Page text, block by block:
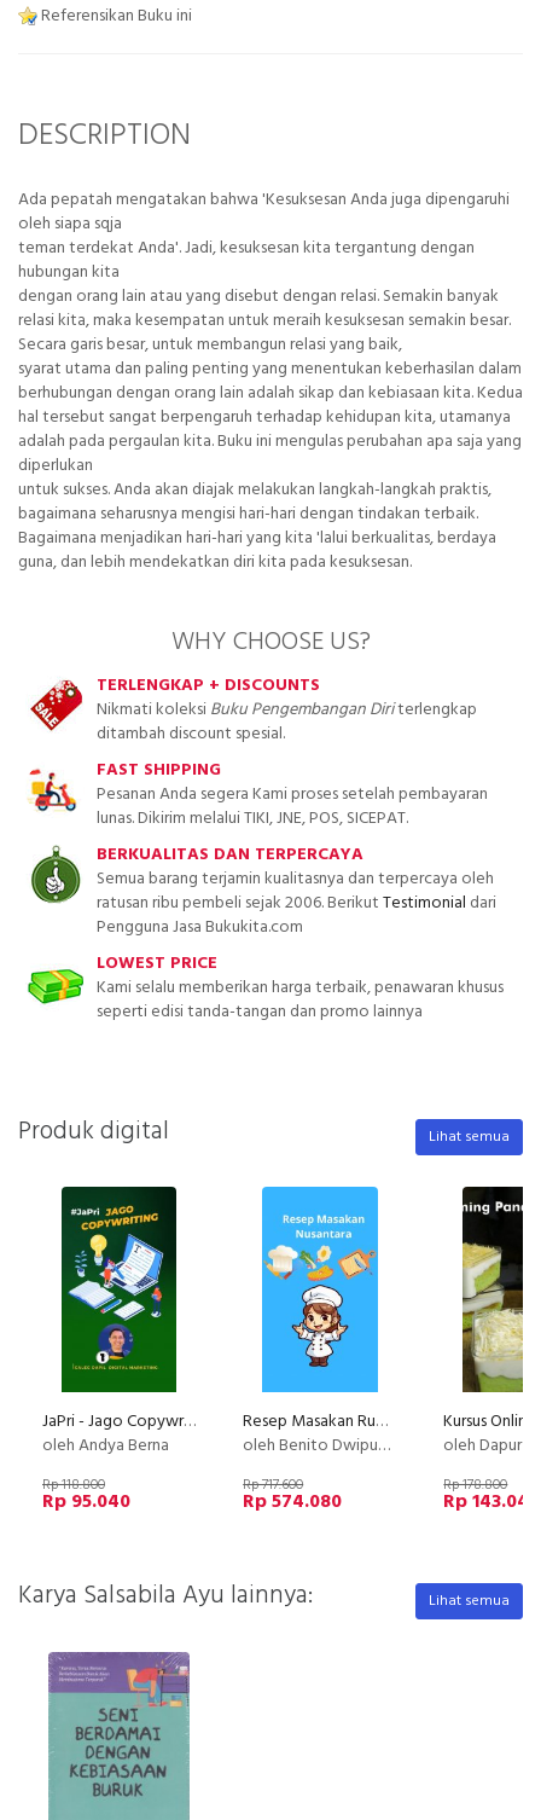
Referensikan Buku ini
DESCRIPTION
Ada pepatah mengatakan bahwa 'Kesuksesan Anda juga dipengaruhi
oleh siapa sqja
teman terdekat Anda'. Jadi, kesuksesan kita tergantung dengan
hubungan kita
dengan orang lain atau yang disebut dengan relasi. Semakin banyak
relasi kita, maka kesempatan untuk meraih kesuksesan semakin besar.
Secara garis besar, untuk membangun relasi yang baik,
syarat utama dan paling penting yang menentukan keberhasilan dalam
berhubungan dengan orang lain adalah sikap dan kebiasaan kita. Kedua
hal tersebut sangat berpengaruh terhadap kehidupan kita, utamanya
adalah pada pergaulan kita. Buku ini mengulas perubahan apa saja yang
diperlukan
untuk sukses. Anda akan diajak melakukan langkah-langkah praktis,
bagaimana seharusnya mengisi hari-hari dengan tindakan terbaik.
Bagaimana menjadikan hari-hari yang kita 'lalui berkualitas, berdaya
guna, dan lebih mendekatkan diri kita pada kesuksesan.
WHY CHOOSE US?
TERLENGKAP + DISCOUNTS
Nikmati koleksiBuku Pengembangan Diriterlengkap
ditambah discount spesial.
FAST SHIPPING
Pesanan Anda segera Kami proses setelah pembayaran
lunas. Dikirim melalui TIKI, JNE, POS, SICEPAT.
BERKUALITAS DAN TERPERCAYA
Semua barang terjamin kualitasnya dan terpercaya oleh
ratusan ribu pembeli sejak 2006. BerikutTestimonial dari
Pengguna Jasa Bukukita.com
LOWEST PRICE
Kami selalu memberikan harga terbaik, penawaran khusus
seperti edisi tanda-tangan dan promo lainnya
Produk digital Lihat semua
JaPri - Jago Copywriting
oleh Andya Berna
Rp 118.800
Rp 95.040
Resep Masakan Rumahan Anti Gagal Layak Jualan
oleh Benito Dwiputra
Rp 717.600
Rp 574.080
oleh Dapur
Rp 178.800
Rp 143.040
Karya Salsabila Ayu lainnya: Lihat semua